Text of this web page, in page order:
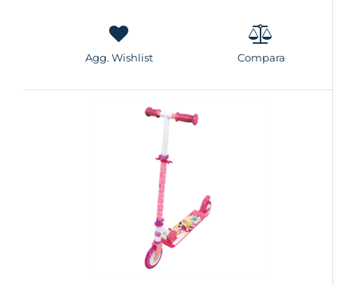
Agg. Wishlist Compara